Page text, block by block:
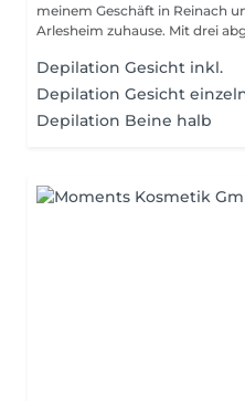
meinem Geschäft in Reinach
Arlesheim zuhause.
Depilation Gesicht inkl.
Depilation Gesicht
Depilation Beine halb